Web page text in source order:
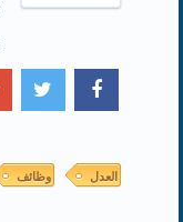
العدل وظائف